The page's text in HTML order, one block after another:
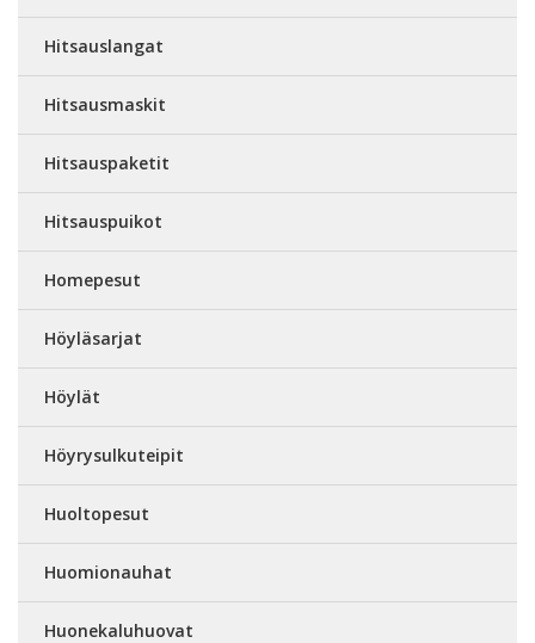
Hitsauslangat
Hitsausmaskit
Hitsauspaketit
Hitsauspuikot
Homepesut
Höyläsarjat
Höylät
Höyrysulkuteipit
Huoltopesut
Huomionauhat
Huonekaluhuovat